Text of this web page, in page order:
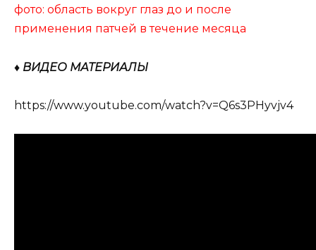
фото: область вокруг глаз до и после
применения патчей в течение месяца
♦ ВИДЕО МАТЕРИАЛЫ
https://www.youtube.com/watch?v=Q6s3PHyvjv4